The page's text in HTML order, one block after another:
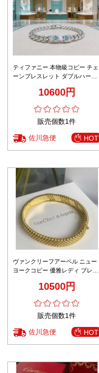
ティファニー 本物級コピー チェ
ーンブレスレット ダブルハート
10600円
販売個数1件
佐川急便 HOT
ヴァンクリーフアーペル ニュー
ヨークコピー 優雅レディ ブレス
10500円
販売個数1件
佐川急便 HOT